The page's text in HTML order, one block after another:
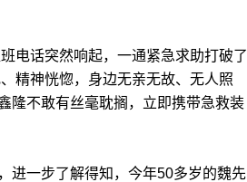
话突然响起，一通紧急求助打破了
精神恍惚，身边无亲无故、无人照
隆不敢有丝毫耽搁，立即携带急救装
一步了解得知，今年50多岁的魏先